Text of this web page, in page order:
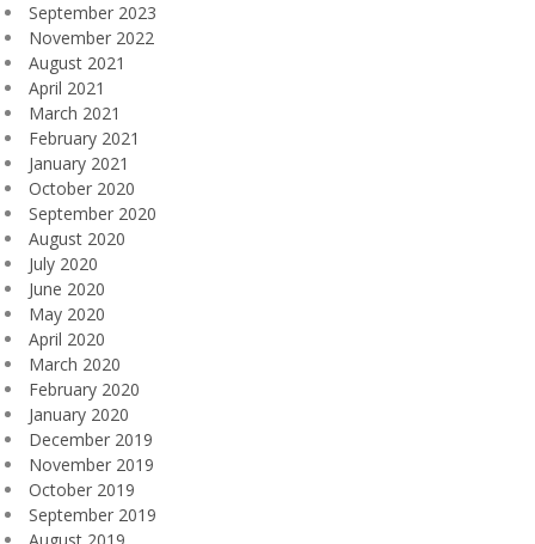
September 2023
November 2022
August 2021
April 2021
March 2021
February 2021
January 2021
October 2020
September 2020
August 2020
July 2020
June 2020
May 2020
April 2020
March 2020
February 2020
January 2020
December 2019
November 2019
October 2019
September 2019